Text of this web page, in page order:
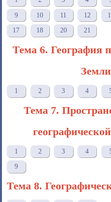
9 10 11 12
17 18 20 21
Тема 6. География
1 2 3 4
Тема 7.
1 2 3 4
9
Тема 8.